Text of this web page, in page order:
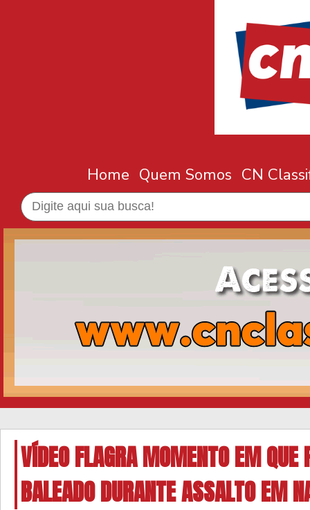
Home Quem Somos CN
VÍDEO FLAGRA MOMENTO EM QUE
BALEADO DURANTE ASSALTO EM